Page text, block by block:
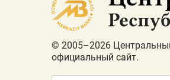
© 2005–2026
официальный сайт.